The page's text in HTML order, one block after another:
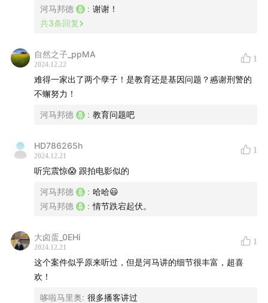
河马邦德
: 谢谢！
共3条回复
自然之子_ppMA
2024.12.22
1
难得一家出了两个孽子！是教育还是基因问题？慼谢刑警的
不蠏努力！
河马邦德 : 教育问题吧
HD786265h
2024.12.21
1
听完震惊😱 跟拍电影似的
河马邦德 : 哈哈😃
河马邦德
: 情节跌宕起伏。
大卤蛋_0EHi
2024.12.21
1
这个案件似乎原来听过，但是河马讲的细节很丰富，超喜
欢！
哆啦马里奥: 很多播客讲过